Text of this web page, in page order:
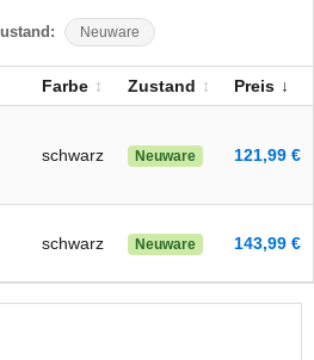
Neuware
Farbe Zustand Preis
schwarz Neuware 121,99 €
schwarz Neuware 143,99 €